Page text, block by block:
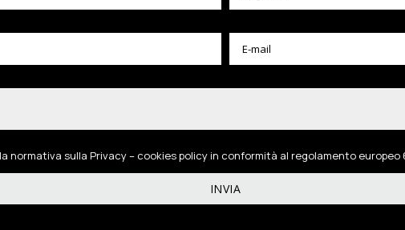
normativa sulla Privacy – cookies policy in conformità al regolamento europeo